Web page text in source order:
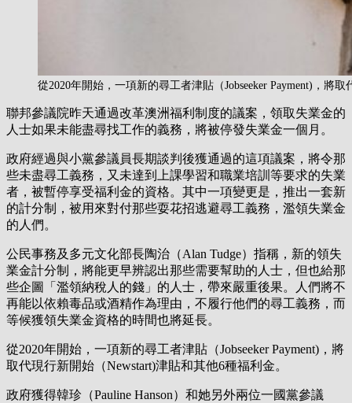
從2020年開始，一項新的尋工者津貼（Jobseeker Payment)，將
聯邦參議院昨天通過改革澳洲福利制度的議案，領取失業金的
人士如果未能盡尋找工作的義務，將被停發失業金一個月。
政府經過與小黨參議員長期談判後獲通過的這項議案，將令那
些未盡尋工義務，又未達到上課學習和職業培訓等要求的失業
者，被暫停享受福利金的資格。其中一項變更是，推出一套新
的計分制，被用來對付那些耍花招逃避尋工義務，濫領失業金
的人們。
公民事務及多元文化部長陶治（Alan Tudge）指稱，新的領失
業金計分制，將能更早辨認出那些需要幫助的人士，但也給那
些企圖「濫領納稅人的錢」的人士，帶來嚴重後果。人們將不
再能以依賴毒品或酒精作為理由，不履行他們的尋工義務，而
等候獲領失業金資格的時間也將延長。
從2020年開始，一項新的尋工者津貼（Jobseeker Payment)，將
取代現行新開始（Newstart)津貼和其他6種福利金。
政府獲得韓珍（Pauline Hanson）和她另外兩位一國黨參議